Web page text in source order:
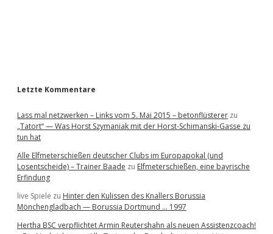
Letzte Kommentare
Lass mal netzwerken – Links vom 5. Mai 2015 – betonflüsterer zu
„Tatort“ — Was Horst Szymaniak mit der Horst-Schimanski-Gasse zu
tun hat
Alle Elfmeterschießen deutscher Clubs im Europapokal (und
Losentscheide) – Trainer Baade zu Elfmeterschießen, eine bayrische
Erfindung
live Spiele zu Hinter den Kulissen des Knallers Borussia
Mönchengladbach — Borussia Dortmund … 1997
Hertha BSC verpflichtet Armin Reutershahn als neuen Assistenzcoach!